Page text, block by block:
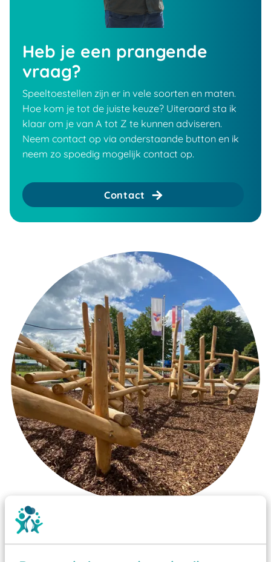
Heb je een prangende
vraag?
Speeltoestellen zijn er in vele soorten en maten.
Hoe kom je tot de juiste keuze? Uiteraard sta ik
klaar om je van A tot Z te kunnen adviseren.
Neem contact op via onderstaande button en ik
neem zo spoedig mogelijk contact op.
Contact
Wist je dat:
Vanaf een valhoogte van 1,5 meter een speciale